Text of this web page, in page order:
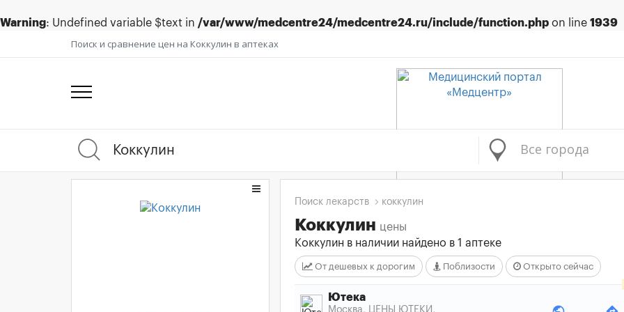
Warning: Undefined variable $text in /var/www/medcentre24/medcentre24.ru/include/function.php on line 1939
Поиск и сравнение цен на Коккулин в аптеках
Все города
Поиск лекарств коккулин
Коккулин цены
Коккулин в наличии найдено в 1 аптеке
От дешевых к дорогим Поблизости Открыто сейчас
Ютека
Москва, ЦЕНЫ ЮТЕКИ ,